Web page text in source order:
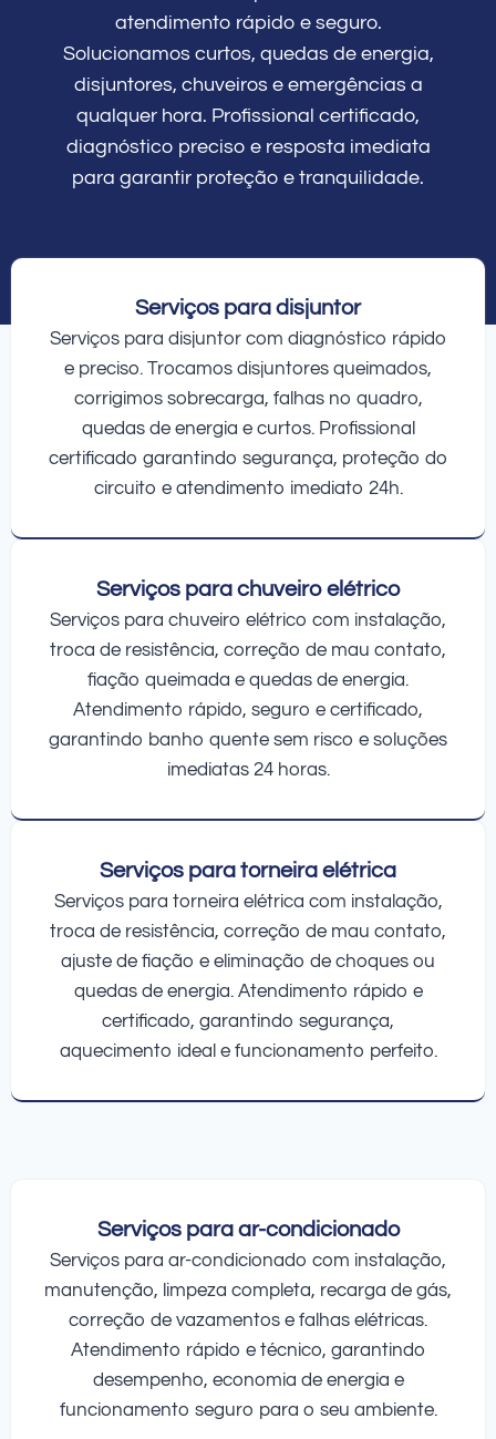
atendimento rápido e seguro.
Solucionamos curtos, quedas de energia,
disjuntores, chuveiros e emergências a
qualquer hora. Profissional certificado,
diagnóstico preciso e resposta imediata
para garantir proteção e tranquilidade.
Serviços para disjuntor
Serviços para disjuntor com diagnóstico rápido
e preciso. Trocamos disjuntores queimados,
corrigimos sobrecarga, falhas no quadro,
quedas de energia e curtos. Profissional
certificado garantindo segurança, proteção do
circuito e atendimento imediato 24h.
Serviços para chuveiro elétrico
Serviços para chuveiro elétrico com instalação,
troca de resistência, correção de mau contato,
fiação queimada e quedas de energia.
Atendimento rápido, seguro e certificado,
garantindo banho quente sem risco e soluções
imediatas 24 horas.
Serviços para torneira elétrica
Serviços para torneira elétrica com instalação,
troca de resistência, correção de mau contato,
ajuste de fiação e eliminação de choques ou
quedas de energia. Atendimento rápido e
certificado, garantindo segurança,
aquecimento ideal e funcionamento perfeito.
Serviços para ar-condicionado
Serviços para ar-condicionado com instalação,
manutenção, limpeza completa, recarga de gás,
correção de vazamentos e falhas elétricas.
Atendimento rápido e técnico, garantindo
desempenho, economia de energia e
funcionamento seguro para o seu ambiente.